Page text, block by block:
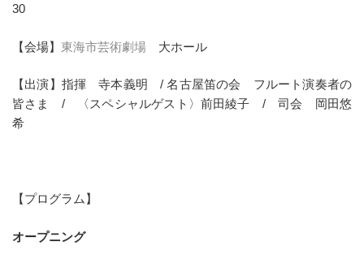
30
【会場】 東海市芸術劇場 大ホール
【出演】指揮 寺本義明 / 名古屋笛の会 フルート演奏者の
皆さま / 〈スペシャルゲスト〉前田綾子 / 司会 岡田悠
希
【プログラム】
オープニング